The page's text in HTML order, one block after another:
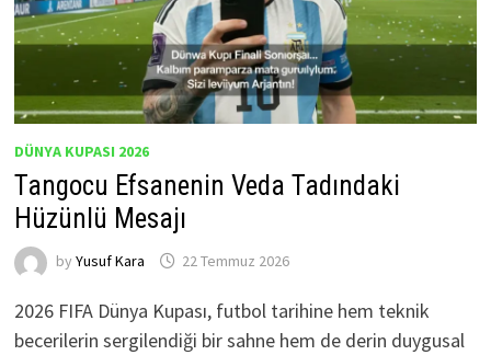
DÜNYA KUPASI 2026
Tangocu Efsanenin Veda Tadındaki
Hüzünlü Mesajı
by Yusuf Kara 22 Temmuz 2026
2026 FIFA Dünya Kupası, futbol tarihine hem teknik
becerilerin sergilendiği bir sahne hem de derin duygusal